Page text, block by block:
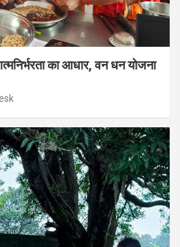
का आधार, वन धन योजना